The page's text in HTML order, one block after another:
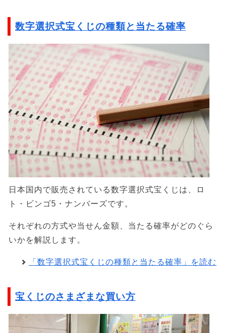
数字選択式宝くじの種類と当たる確率
日本国内で販売されている数字選択式宝くじは、ロ
ト・ビンゴ5・ナンバーズです。
それぞれの方式や当せん金額、当たる確率がどのぐら
いかを解説します。
「数字選択式宝くじの種類と当たる確率」を読む
宝くじのさまざまな買い方